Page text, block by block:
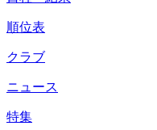
順位表
クラブ
ニュース
特集